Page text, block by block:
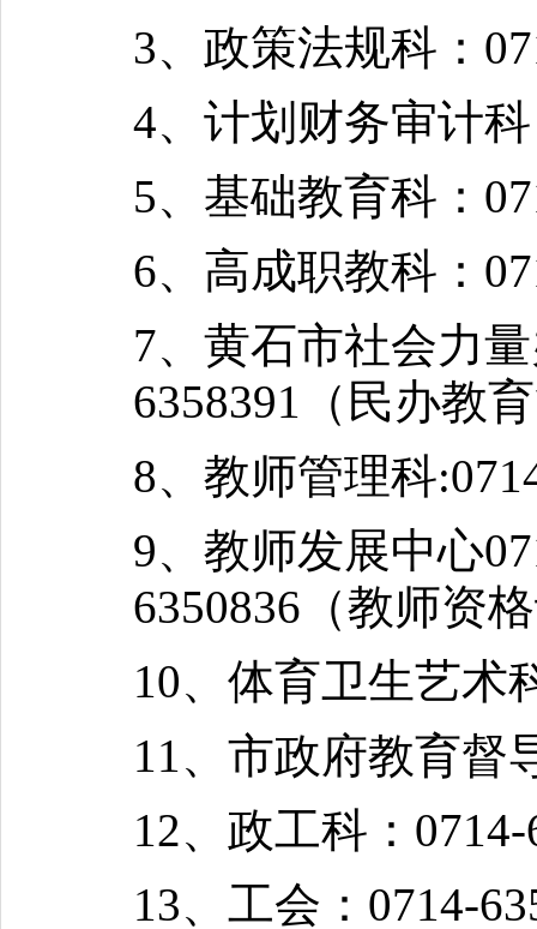
3、政策法规科：
4、计划财务审计
5、基础教育科：
6、高成职教科：
7、黄石市社会力
6358391（民办教
8、教师管理科
9、教师发展中心
6350836（教师资
10、体育卫生艺术
11、市政府教育督
12、政工科：0714-
13、工会：0714-